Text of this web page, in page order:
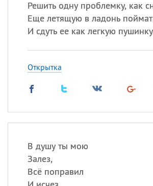
Решить одну проблемку, как
Еще летящую в ладонь
И сдуть ее как легкую
Открытка
В душу ты мою
Залез,
Всё поправил